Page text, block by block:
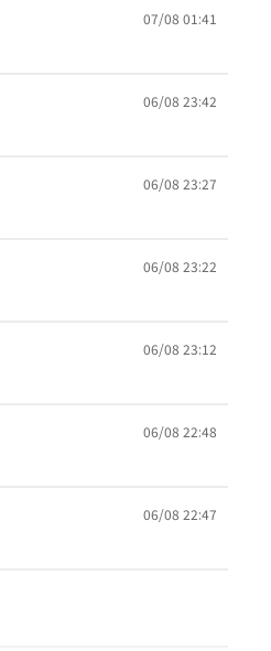
07/08 01:41
06/08 23:42
06/08 23:27
06/08 23:22
06/08 23:12
06/08 22:48
06/08 22:47